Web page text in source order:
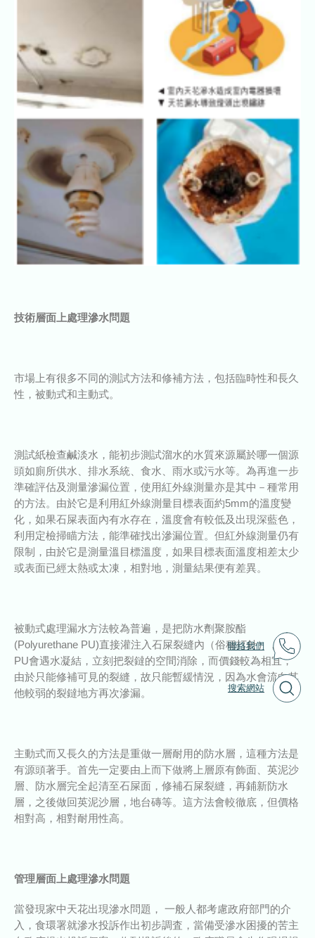
聯絡我們
搜索網站
技術層面上處理滲水問題
市場上有很多不同的測試方法和修補方法，包括臨時性和長久
性，被動式和主動式。
測試紙檢查鹹淡水，能初步測試溜水的水質來源屬於哪一個源
頭如廁所供水、排水系統、食水、雨水或污水等。為再進一步
準確評估及測量滲漏位置，使用紅外線測量亦是其中－種常用
的方法。由於它是利用紅外線測量目標表面約5mm的溫度變
化，如果石屎表面內有水存在，溫度會有較低及出現深藍色，
利用定檢掃瞄方法，能準確找出滲漏位置。但紅外線測量仍有
限制，由於它是測量溫目標溫度，如果目標表面溫度相差太少
或表面已經太熱或太凍，相對地，測量結果便有差異。
被動式處理漏水方法較為普遍，是把防水劑聚胺酯
(Polyurethane PU)直接灌注入石屎裂縫內（俗稱打針），因
PU會遇水凝結，立刻把裂鐽的空間消除，而價錢較為相宜，
由於只能修補可見的裂縫，故只能暫緩情況，因為水會流向其
他較弱的裂鐽地方再次滲漏。
主動式而又長久的方法是重做一層耐用的防水層，這種方法是
有源頭著手。首先一定要由上而下做將上層原有飾面、英泥沙
層、防水層完全起清至石屎面，修補石屎裂縫，再鋪新防水
層，之後做回英泥沙層，地台磚等。這方法會較徹底，但價格
相對高，相對耐用性高。
管理層面上處理滲水問題
當發現家中天花出現滲水問題， 一般人都考慮政府部門的介
入，食環署就滲水投訴作出初步調査，當備受滲水困擾的苦主